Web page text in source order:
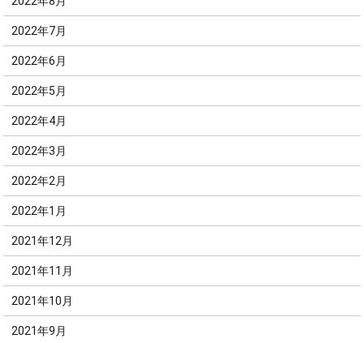
2022年7月
2022年6月
2022年5月
2022年4月
2022年3月
2022年2月
2022年1月
2021年12月
2021年11月
2021年10月
2021年9月